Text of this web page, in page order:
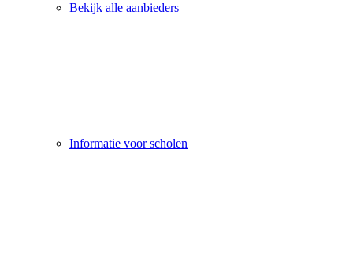
Bekijk alle aanbieders
Informatie voor scholen